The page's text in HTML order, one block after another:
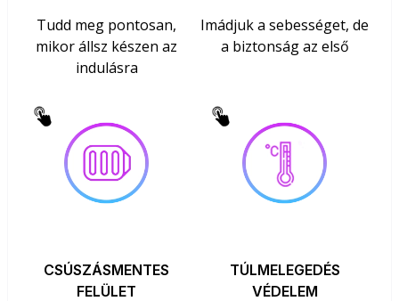
Tudd meg pontosan,
mikor állsz készen az
indulásra
Imádjuk a sebességet, de
a biztonság az első
CSÚSZÁSMENTES
FELÜLET
TÚLMELEGEDÉS
VÉDELEM